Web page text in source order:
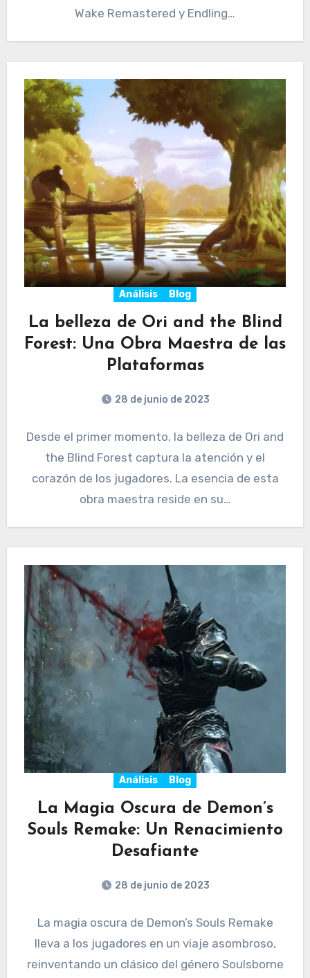
Wake Remastered y Endling…
Análisis Blog
La belleza de Ori and the Blind
Forest: Una Obra Maestra de las
Plataformas
28 de junio de 2023
Desde el primer momento, la belleza de Ori and
the Blind Forest captura la atención y el
corazón de los jugadores. La esencia de esta
obra maestra reside en su…
Análisis Blog
La Magia Oscura de Demon’s
Souls Remake: Un Renacimiento
Desafiante
28 de junio de 2023
La magia oscura de Demon’s Souls Remake
lleva a los jugadores en un viaje asombroso,
reinventando un clásico del género Soulsborne